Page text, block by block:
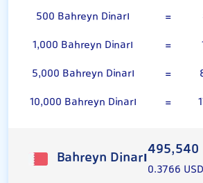
500 Bahreyn Dinarı
=
1,000 Bahreyn Dinarı
=
5,000 Bahreyn Dinarı
=
10,000 Bahreyn Dinarı
=
Bahreyn Dinarı495,540
0.3766 USD